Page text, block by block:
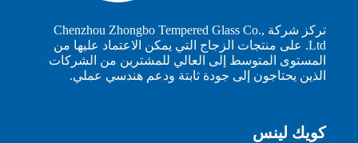
تركز شركة Chenzhou Zhongbo Tempered Glass Co.,
Ltd. على منتجات الزجاج التي يمكن الاعتماد عليها من
المستوى المتوسط إلى العالي للمشترين من الشركات
الذين يحتاجون إلى جودة ثابتة ودعم هندسي عملي.
كويك لينس